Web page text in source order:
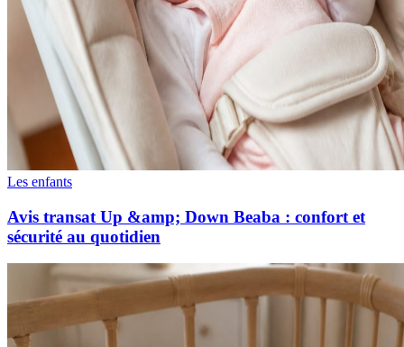
Les enfants
Avis transat Up &amp; Down Beaba : confort et
sécurité au quotidien